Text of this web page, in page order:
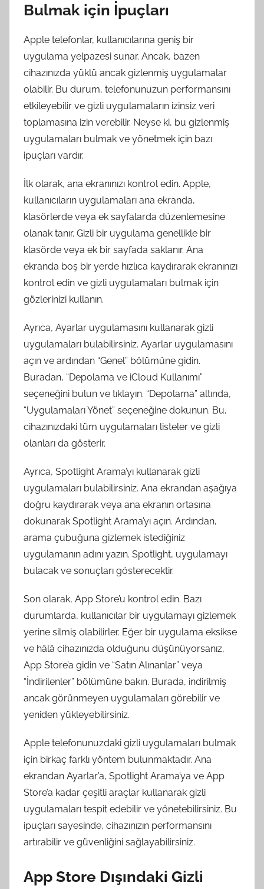
Bulmak için İpuçları
Apple telefonlar, kullanıcılarına geniş bir
uygulama yelpazesi sunar. Ancak, bazen
cihazınızda yüklü ancak gizlenmiş uygulamalar
olabilir. Bu durum, telefonunuzun performansını
etkileyebilir ve gizli uygulamaların izinsiz veri
toplamasına izin verebilir. Neyse ki, bu gizlenmiş
uygulamaları bulmak ve yönetmek için bazı
ipuçları vardır.
İlk olarak, ana ekranınızı kontrol edin. Apple,
kullanıcıların uygulamaları ana ekranda,
klasörlerde veya ek sayfalarda düzenlemesine
olanak tanır. Gizli bir uygulama genellikle bir
klasörde veya ek bir sayfada saklanır. Ana
ekranda boş bir yerde hızlıca kaydırarak ekranınızı
kontrol edin ve gizli uygulamaları bulmak için
gözlerinizi kullanın.
Ayrıca, Ayarlar uygulamasını kullanarak gizli
uygulamaları bulabilirsiniz. Ayarlar uygulamasını
açın ve ardından “Genel” bölümüne gidin.
Buradan, “Depolama ve iCloud Kullanımı”
seçeneğini bulun ve tıklayın. “Depolama” altında,
“Uygulamaları Yönet” seçeneğine dokunun. Bu,
cihazınızdaki tüm uygulamaları listeler ve gizli
olanları da gösterir.
Ayrıca, Spotlight Arama’yı kullanarak gizli
uygulamaları bulabilirsiniz. Ana ekrandan aşağıya
doğru kaydırarak veya ana ekranın ortasına
dokunarak Spotlight Arama’yı açın. Ardından,
arama çubuğuna gizlemek istediğiniz
uygulamanın adını yazın. Spotlight, uygulamayı
bulacak ve sonuçları gösterecektir.
Son olarak, App Store’u kontrol edin. Bazı
durumlarda, kullanıcılar bir uygulamayı gizlemek
yerine silmiş olabilirler. Eğer bir uygulama eksikse
ve hâlâ cihazınızda olduğunu düşünüyorsanız,
App Store’a gidin ve “Satın Alınanlar” veya
“İndirilenler” bölümüne bakın. Burada, indirilmiş
ancak görünmeyen uygulamaları görebilir ve
yeniden yükleyebilirsiniz.
Apple telefonunuzdaki gizli uygulamaları bulmak
için birkaç farklı yöntem bulunmaktadır. Ana
ekrandan Ayarlar’a, Spotlight Arama’ya ve App
Store’a kadar çeşitli araçlar kullanarak gizli
uygulamaları tespit edebilir ve yönetebilirsiniz. Bu
ipuçları sayesinde, cihazınızın performansını
artırabilir ve güvenliğini sağlayabilirsiniz.
App Store Dışındaki Gizli